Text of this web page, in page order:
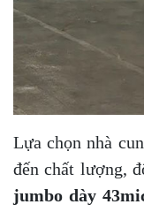
Lựa chọn nhà
đến chất lượng,
jumbo dày